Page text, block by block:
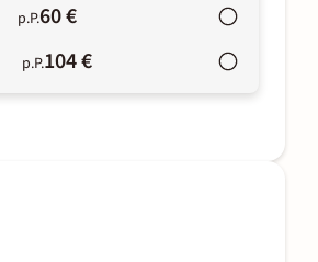
p.P.60 €
p.P.104 €